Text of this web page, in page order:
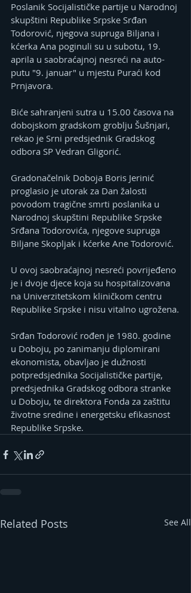
Poslanik Socijalističke partije u Narodnoj
skupštini Republike Srpske Srđan
Todorović, njegova supruga Biljana i
kćerka Ana poginuli su u subotu, 19.
aprila u saobraćajnoj nesreći na auto-
putu "9. januar" u mjestu Puraći kod
Prnjavora.
Biće sahranjeni sutra u 15.00 časova na
dobojskom gradskom groblju Šušnjari,
rekao je Srni predsjednik Gradskog
odbora SP Vedran Gligorić.
Gradonačelnik Doboja Boris Jerinić
proglasio je utorak za Dan žalosti
povodom tragične smrti poslanika u
Narodnoj skupštini Republike Srpske
Srđana Todorovića, njegove supruga
Biljane Skopljak i kćerke Ane Todorović.
U ovoj saobraćajnoj nesreći povrijeđeno
je i dvoje djece koja su hospitalizovana
na Univerzitetskom kliničkom centru
Republike Srpske i nisu vitalno ugrožena.
Srđan Todorović rođen je 1980. godine
u Doboju, po zanimanju diplomirani
ekonomista, obavljao je dužnosti
potpredsjednika Socijalističke partije,
predsjednika Gradskog odbora stranke
u Doboju, te direktora Fonda za zaštitu
životne sredine i energetsku efikasnost
Republike Srpske.
Related Posts See All